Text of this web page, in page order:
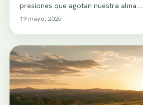
presiones que agotan nuestra alma.…
19 mayo, 2025